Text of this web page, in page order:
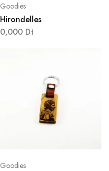
Goodies
Hirondelles
0,000 Dt
Goodies